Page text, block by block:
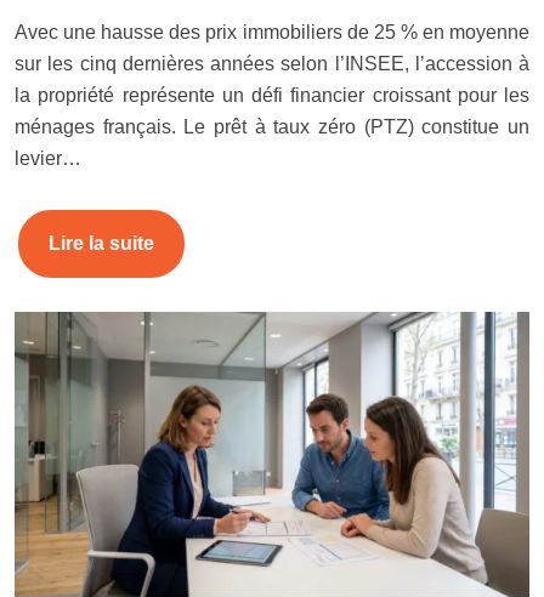
Avec une hausse des prix immobiliers de 25 % en moyenne
sur les cinq dernières années selon l’INSEE, l’accession à
la propriété représente un défi financier croissant pour les
ménages français. Le prêt à taux zéro (PTZ) constitue un
levier…
Lire la suite